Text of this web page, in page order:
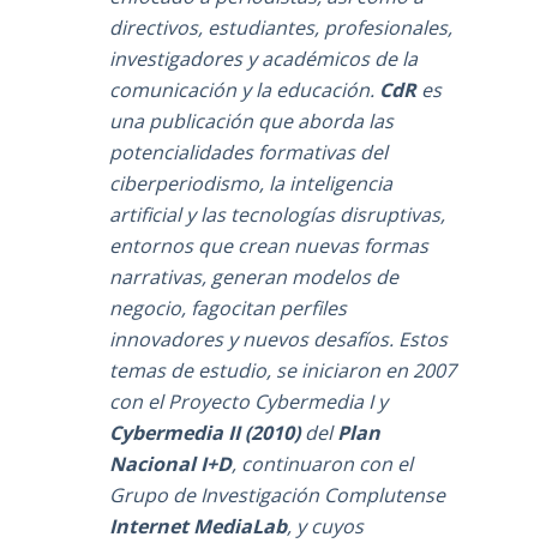
directivos, estudiantes, profesionales,
investigadores y académicos de la
comunicación y la educación. CdRes
una publicación que aborda las
potencialidades formativas del
ciberperiodismo, la inteligencia
artificial y las tecnologías disruptivas,
entornos que crean nuevas formas
narrativas, generan modelos de
negocio, fagocitan perfiles
innovadores y nuevos desafíos. Estos
temas de estudio, se iniciaron en 2007
con el Proyecto Cybermedia I y
Cybermedia II (2010) delPlan
Nacional I+D, continuaron con el
Grupo de Investigación Complutense
Internet MediaLab, y cuyos